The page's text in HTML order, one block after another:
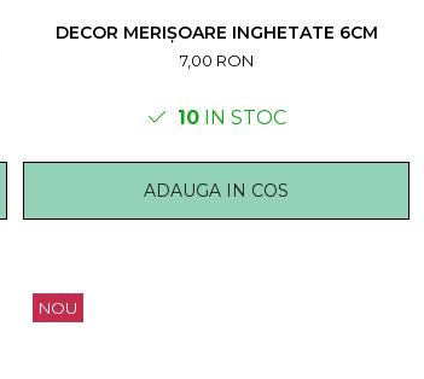
DECOR MERIȘOARE INGHETATE 6CM
7,00 RON
10IN STOC
ADAUGA IN COS
NOU